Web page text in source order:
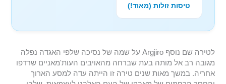
טיסות זולות (מאוד!)
לטירה שם נוסף Argjiro על שמה של נסיכה שלפי האגדה נפלה
מגובה רב אל מותה בעת שברחה מהאויבים העות'מאניים שרדפו
אחריה. במשך מאות שנים טירה זו הייתה עדה למסע הארוך